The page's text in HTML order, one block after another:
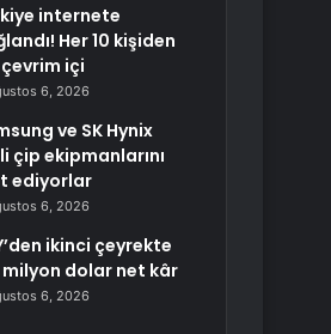
internete
Her 10 kişiden
çevrim içi
6, 2026
ve SK Hynix
çip ekipmanlarını
ediyorlar
6, 2026
ikinci çeyrekte
milyon dolar net kâr
6, 2026